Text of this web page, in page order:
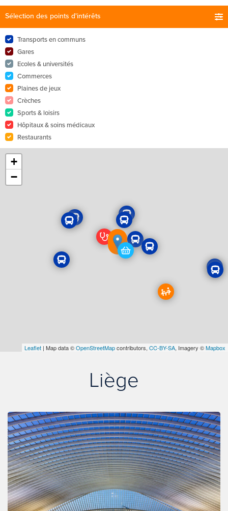
Sélection des points d'intérêts
Transports en communs
Gares
Ecoles & universités
Commerces
Plaines de jeux
Crèches
Sports & loisirs
Hôpitaux & soins médicaux
Restaurants
+
−
Leaflet | Map data ©OpenStreetMapcontributors, CC-BY-SA, Imagery ©Mapbox
Liège